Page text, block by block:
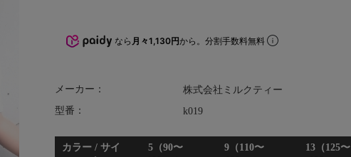
なら 月々1,130円から。分割手数料無料
メーカー：
株式会社ミルクティー
型番：
k019
カラー / サイ
5（90〜
9（110〜
13（125〜